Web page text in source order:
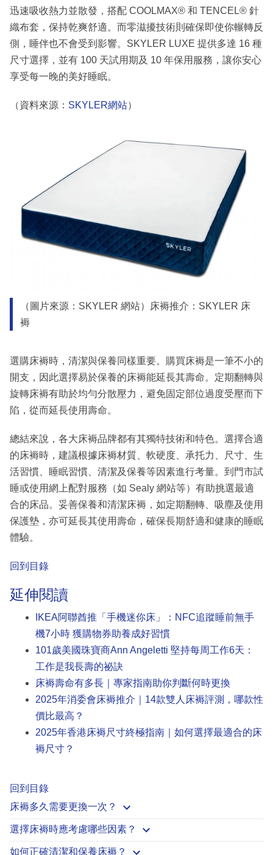
迅速吸收熱力並散發，搭配 COOLMAX® 和 TENCEL® 針
織布套，保持乾爽舒適。而零滋擾技術則確保即使你輾轉反
側，睡伴也不會受到影響。SKYLER LUXE 提供多達 16 種
尺寸選擇，並有 100 天試用期及 10 年保用服務，讓你安心
享受每一晚的美好睡眠。
（資料來源： SKYLER網站）
（圖片來源：SKYLER 網站）床褥推介：SKYLER 床
褥
選購床褥時，清潔與保養同樣重要。購買床褥是一筆不小的
開支，因此選擇易於保養的床褥能延長其壽命。定期翻轉與
旋轉床褥有助於均勻分散壓力，避免固定部位過度受壓而下
陷，從而延長使用壽命。
總結來說，各大床褥品牌都有其獨特技術和特色。選擇合適
的床褥時，建議根據床褥材質、軟硬度、承托力、尺寸、生
活習慣、睡眠習慣、清潔及保養等因素進行考量。到門市試
睡或使用網上配對服務（如 Sealy 網站等）有助挑選最適
合的床品。妥善保養和清潔床褥，如定期翻轉、吸塵及使用
保護墊，亦可延長其使用壽命，確保長期舒適和健康的睡眠
體驗。
回到目錄
延伸閱讀
IKEA阿聯酋推「手機迷你床」：NFC追蹤睡前無手
機7小時 獲購物券助養成好習慣
101歲美國珠寶商Ann Angeletti 堅持每周工作6天：
工作是我長壽的祕訣
床褥壽命有多長｜專家指南助你判斷何時更換
2025年消委會床褥推介｜14款雙人床褥評測，哪款性
價比最高？
2025年香港床褥尺寸終極指南｜如何選擇最適合的床
褥尺寸？
回到目錄
床褥多久需要更換一次？
選擇床褥時應考慮哪些因素？
如何正確清潔和保養床褥？